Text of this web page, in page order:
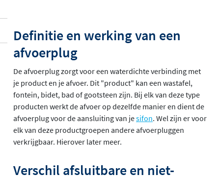
Definitie en werking van een
afvoerplug
De afvoerplug zorgt voor een waterdichte verbinding met
je product en je afvoer. Dit "product" kan een wastafel,
fontein, bidet, bad of gootsteen zijn. Bij elk van deze type
producten werkt de afvoer op dezelfde manier en dient de
afvoerplug voor de aansluiting van jesifon. Wel zijn er voor
elk van deze productgroepen andere afvoerpluggen
verkrijgbaar. Hierover later meer.
Verschil afsluitbare en niet-